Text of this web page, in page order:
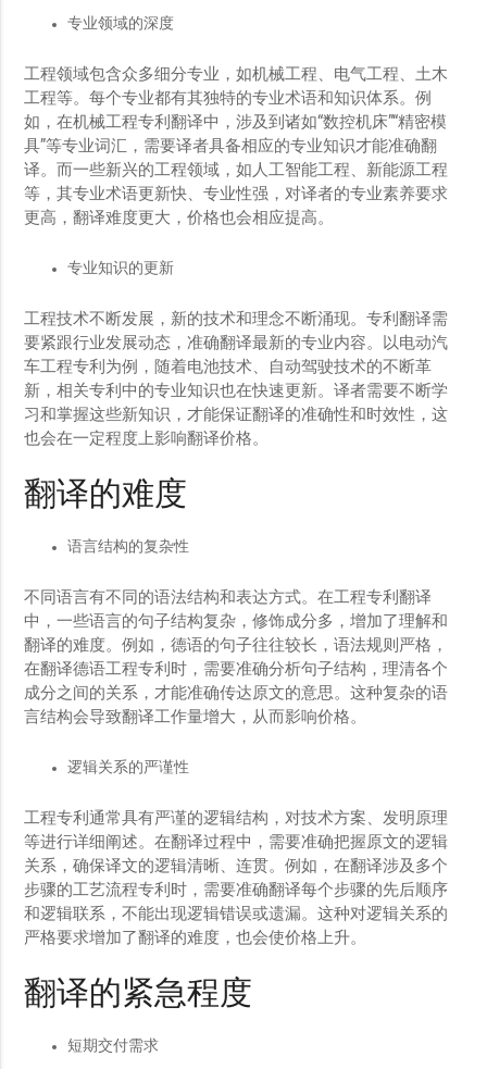
专业领域的深度
工程领域包含众多细分专业，如机械工程、电气工程、土木
工程等。每个专业都有其独特的专业术语和知识体系。例
如，在机械工程专利翻译中，涉及到诸如“数控机床”“精密模
具”等专业词汇，需要译者具备相应的专业知识才能准确翻
译。而一些新兴的工程领域，如人工智能工程、新能源工程
等，其专业术语更新快、专业性强，对译者的专业素养要求
更高，翻译难度更大，价格也会相应提高。
专业知识的更新
工程技术不断发展，新的技术和理念不断涌现。专利翻译需
要紧跟行业发展动态，准确翻译最新的专业内容。以电动汽
车工程专利为例，随着电池技术、自动驾驶技术的不断革
新，相关专利中的专业知识也在快速更新。译者需要不断学
习和掌握这些新知识，才能保证翻译的准确性和时效性，这
也会在一定程度上影响翻译价格。
翻译的难度
语言结构的复杂性
不同语言有不同的语法结构和表达方式。在工程专利翻译
中，一些语言的句子结构复杂，修饰成分多，增加了理解和
翻译的难度。例如，德语的句子往往较长，语法规则严格，
在翻译德语工程专利时，需要准确分析句子结构，理清各个
成分之间的关系，才能准确传达原文的意思。这种复杂的语
言结构会导致翻译工作量增大，从而影响价格。
逻辑关系的严谨性
工程专利通常具有严谨的逻辑结构，对技术方案、发明原理
等进行详细阐述。在翻译过程中，需要准确把握原文的逻辑
关系，确保译文的逻辑清晰、连贯。例如，在翻译涉及多个
步骤的工艺流程专利时，需要准确翻译每个步骤的先后顺序
和逻辑联系，不能出现逻辑错误或遗漏。这种对逻辑关系的
严格要求增加了翻译的难度，也会使价格上升。
翻译的紧急程度
短期交付需求